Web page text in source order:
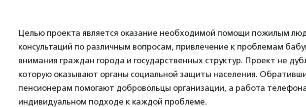
Целью проекта является оказание необходимой помощи пожилым
консультаций по различным вопросам, привлечение к проблемам
внимания граждан города и государственных структур. Проект не
которую оказывают органы социальной защиты населения.
пенсионерам помогают добровольцы организации, а работа
индивидуальном подходе к каждой проблеме.